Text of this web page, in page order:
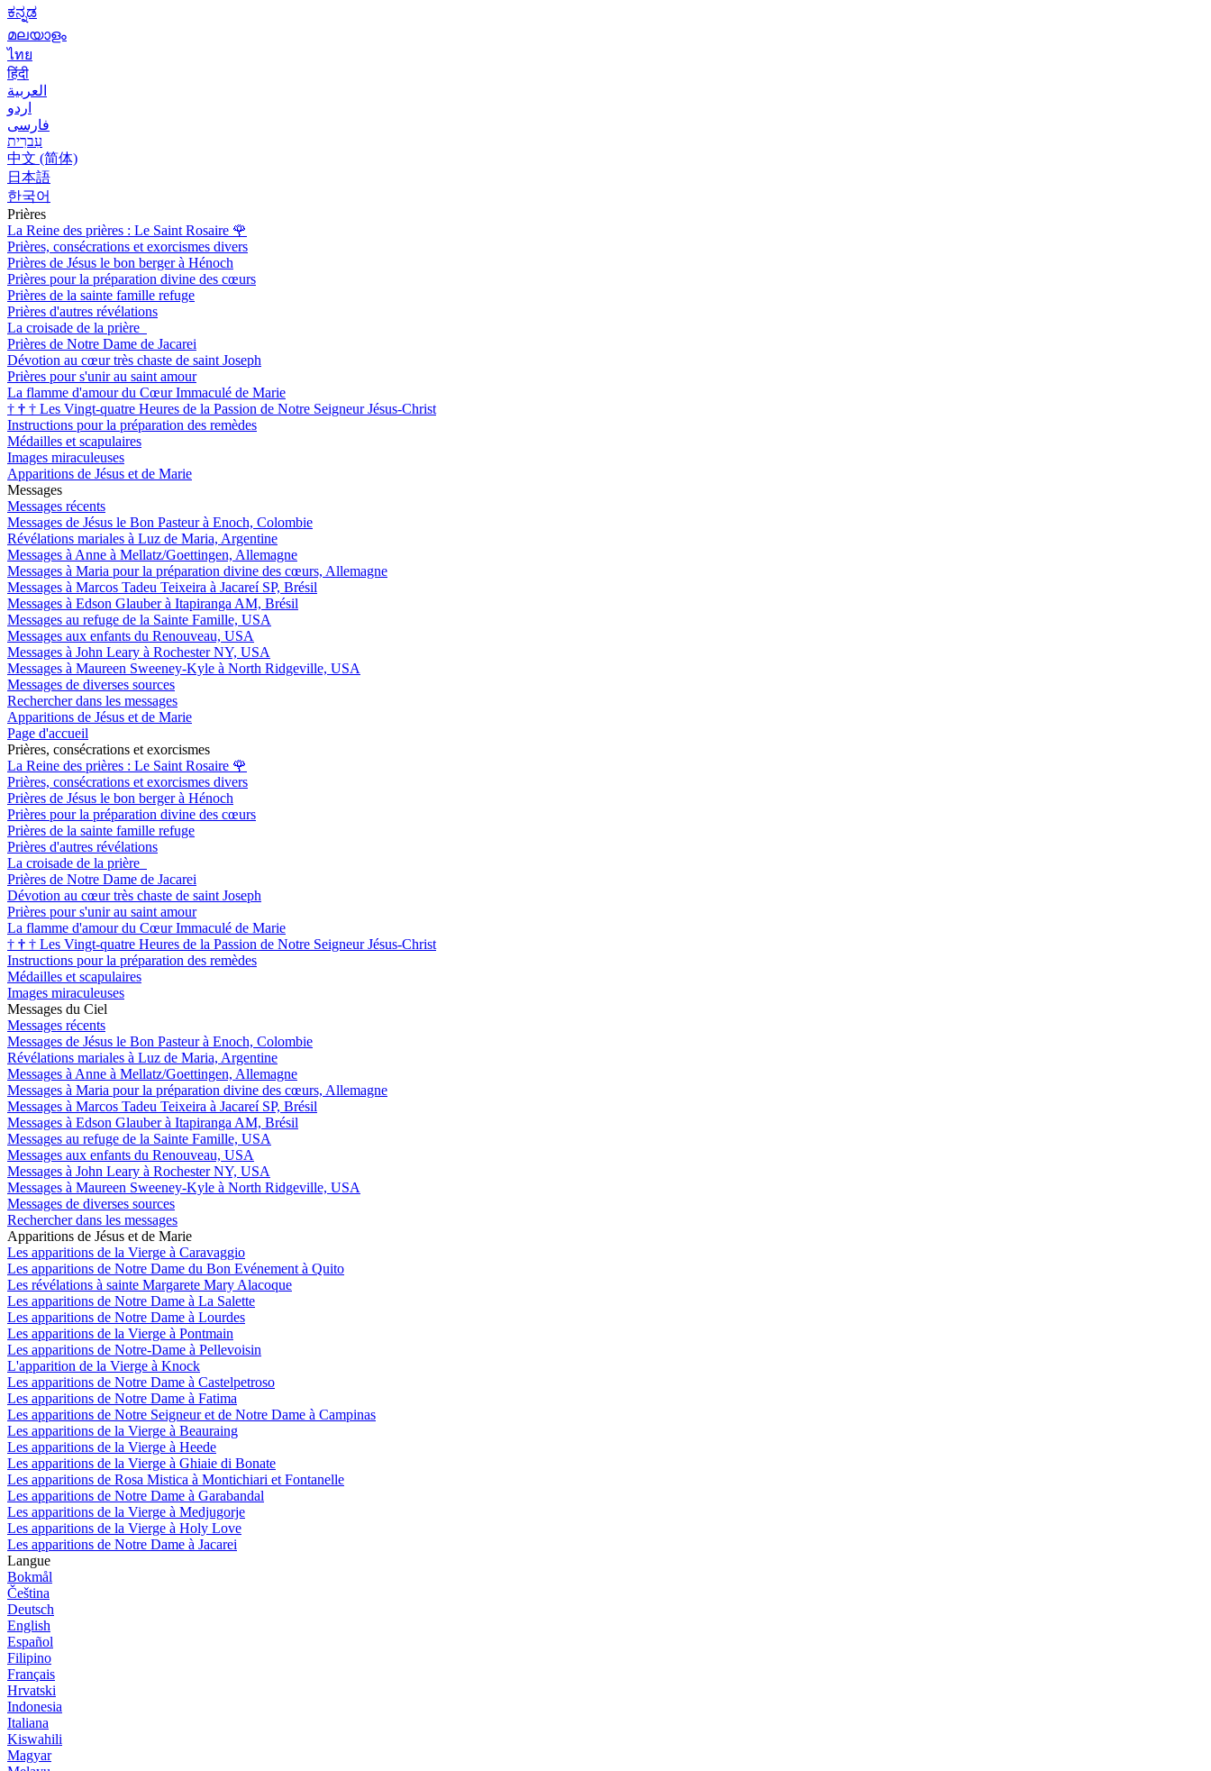
ಕನ್ನಡ
മലയാളം
ไทย
हिंदी
العربية
اردو
فارسی
עִברִית
中文 (简体)
日本語
한국어
Prières
La Reine des prières : Le Saint Rosaire 🌹
Prières, consécrations et exorcismes divers
Prières de Jésus le bon berger à Hénoch
Prières pour la préparation divine des cœurs
Prières de la sainte famille refuge
Prières d'autres révélations
La croisade de la prière
Prières de Notre Dame de Jacarei
Dévotion au cœur très chaste de saint Joseph
Prières pour s'unir au saint amour
La flamme d'amour du Cœur Immaculé de Marie
† † † Les Vingt-quatre Heures de la Passion de Notre Seigneur Jésus-Christ
Instructions pour la préparation des remèdes
Médailles et scapulaires
Images miraculeuses
Apparitions de Jésus et de Marie
Messages
Messages récents
Messages de Jésus le Bon Pasteur à Enoch, Colombie
Révélations mariales à Luz de Maria, Argentine
Messages à Anne à Mellatz/Goettingen, Allemagne
Messages à Maria pour la préparation divine des cœurs, Allemagne
Messages à Marcos Tadeu Teixeira à Jacareí SP, Brésil
Messages à Edson Glauber à Itapiranga AM, Brésil
Messages au refuge de la Sainte Famille, USA
Messages aux enfants du Renouveau, USA
Messages à John Leary à Rochester NY, USA
Messages à Maureen Sweeney-Kyle à North Ridgeville, USA
Messages de diverses sources
Rechercher dans les messages
Apparitions de Jésus et de Marie
Page d'accueil
Prières, consécrations et exorcismes
La Reine des prières : Le Saint Rosaire 🌹
Prières, consécrations et exorcismes divers
Prières de Jésus le bon berger à Hénoch
Prières pour la préparation divine des cœurs
Prières de la sainte famille refuge
Prières d'autres révélations
La croisade de la prière
Prières de Notre Dame de Jacarei
Dévotion au cœur très chaste de saint Joseph
Prières pour s'unir au saint amour
La flamme d'amour du Cœur Immaculé de Marie
† † † Les Vingt-quatre Heures de la Passion de Notre Seigneur Jésus-Christ
Instructions pour la préparation des remèdes
Médailles et scapulaires
Images miraculeuses
Messages du Ciel
Messages récents
Messages de Jésus le Bon Pasteur à Enoch, Colombie
Révélations mariales à Luz de Maria, Argentine
Messages à Anne à Mellatz/Goettingen, Allemagne
Messages à Maria pour la préparation divine des cœurs, Allemagne
Messages à Marcos Tadeu Teixeira à Jacareí SP, Brésil
Messages à Edson Glauber à Itapiranga AM, Brésil
Messages au refuge de la Sainte Famille, USA
Messages aux enfants du Renouveau, USA
Messages à John Leary à Rochester NY, USA
Messages à Maureen Sweeney-Kyle à North Ridgeville, USA
Messages de diverses sources
Rechercher dans les messages
Apparitions de Jésus et de Marie
Les apparitions de la Vierge à Caravaggio
Les apparitions de Notre Dame du Bon Evénement à Quito
Les révélations à sainte Margarete Mary Alacoque
Les apparitions de Notre Dame à La Salette
Les apparitions de Notre Dame à Lourdes
Les apparitions de la Vierge à Pontmain
Les apparitions de Notre-Dame à Pellevoisin
L'apparition de la Vierge à Knock
Les apparitions de Notre Dame à Castelpetroso
Les apparitions de Notre Dame à Fatima
Les apparitions de Notre Seigneur et de Notre Dame à Campinas
Les apparitions de la Vierge à Beauraing
Les apparitions de la Vierge à Heede
Les apparitions de la Vierge à Ghiaie di Bonate
Les apparitions de Rosa Mistica à Montichiari et Fontanelle
Les apparitions de Notre Dame à Garabandal
Les apparitions de la Vierge à Medjugorje
Les apparitions de la Vierge à Holy Love
Les apparitions de Notre Dame à Jacarei
Langue
Bokmål
Čeština
Deutsch
English
Español
Filipino
Français
Hrvatski
Indonesia
Italiana
Kiswahili
Magyar